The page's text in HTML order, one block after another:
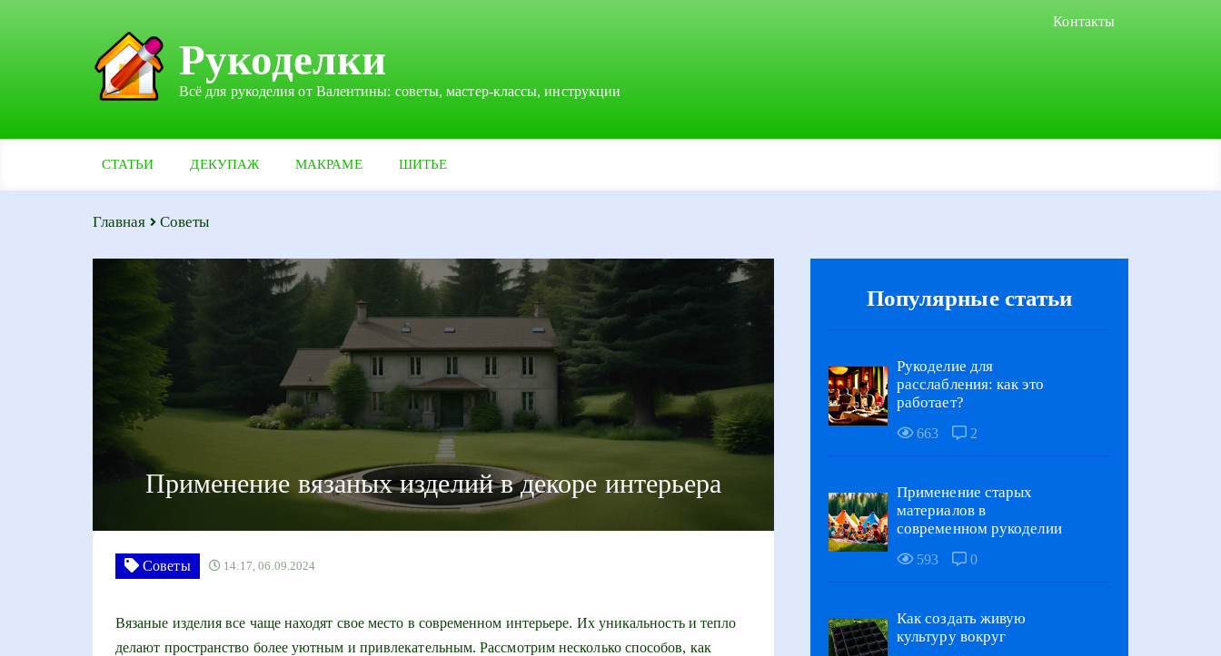
Контакты
Рукоделки
Всё для рукоделия от Валентины: советы, мастер-классы, инструкции
СТАТЬИ ДЕКУПАЖ МАКРАМЕ ШИТЬЕ
Главная Советы
Применение вязаных изделий в декоре интерьера
Советы 14:17, 06.09.2024
Вязаные изделия все чаще находят свое место в современном интерьере. Их уникальность и тепло
делают пространство более уютным и привлекательным. Рассмотрим несколько способов, как
Популярные статьи
Рукоделие для
расслабления: как это
работает?
663 2
Применение старых
материалов в
современном рукоделии
593 0
Как создать живую
культуру вокруг